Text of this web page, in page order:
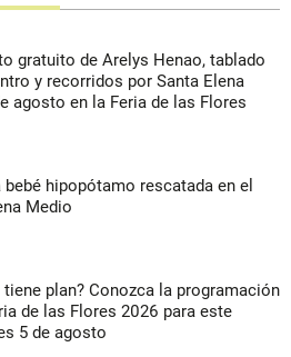
gratuito de Arelys Henao, tablado
y recorridos por Santa Elena
agosto en la Feria de las Flores
bebé hipopótamo rescatada en el
Medio
tiene plan? Conozca la programación
de las Flores 2026 para este
5 de agosto